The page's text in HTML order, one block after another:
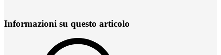
Informazioni su questo articolo